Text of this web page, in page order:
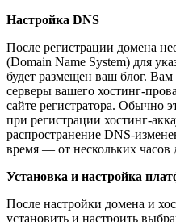
Настройка DNS
После регистрации домена
(Domain Name System) для
будет размещен ваш блог.
серверы вашего хостинг-
сайте регистратора. Обычно
при регистрации хостинг-
распространение DNS-
время — от нескольких часов
Установка и настройка
После настройки домена и
установить и настроить